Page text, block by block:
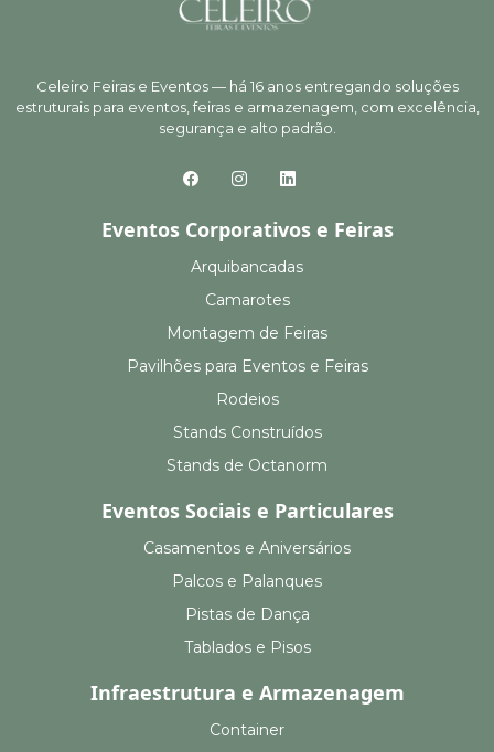
Celeiro Feiras e Eventos — há 16 anos entregando soluções
estruturais para eventos, feiras e armazenagem, com excelência,
segurança e alto padrão.
Eventos Corporativos e Feiras
Arquibancadas
Camarotes
Montagem de Feiras
Pavilhões para Eventos e Feiras
Rodeios
Stands Construídos
Stands de Octanorm
Eventos Sociais e Particulares
Casamentos e Aniversários
Palcos e Palanques
Pistas de Dança
Tablados e Pisos
Infraestrutura e Armazenagem
Container